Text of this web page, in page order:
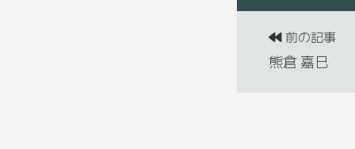
前の記事
熊倉 嘉巳